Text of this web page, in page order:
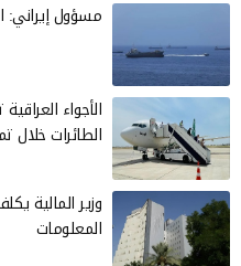
مسؤول إيراني:
الطائرات خلال
وزير المالية
المعلومات